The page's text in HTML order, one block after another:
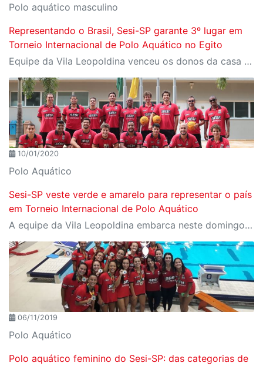
Polo aquático masculino
Representando o Brasil, Sesi-SP garante 3º lugar em
Torneio Internacional de Polo Aquático no Egito
Equipe da Vila Leopoldina venceu os donos da casa por 9 a 7 e garantiu um lugar no pódio do Gezira International Water Polo Tournament
10/01/2020
Polo Aquático
Sesi-SP veste verde e amarelo para representar o país
em Torneio Internacional de Polo Aquático
A equipe da Vila Leopoldina embarca neste domingo para o Egito, onde participarão do Gezira International Water Polo Tournament
06/11/2019
Polo Aquático
Polo aquático feminino do Sesi-SP: das categorias de